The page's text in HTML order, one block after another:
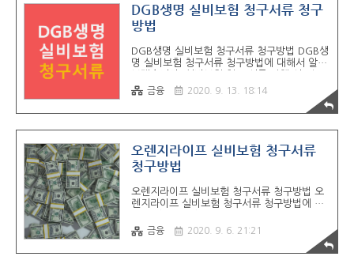
이트 통해서 출력 가능) 6. 개인신용정보처리
동의서 (교보라이프플래닛 생명 사이트 통해서
출력 가능) 사고보험금 청구서 & 개인신용정보
ㄴ 교보라이프플래닛 사이트 -> 고객센터 ->
보험금 신청안내 -> 진단/입원/수술/골절/치
인신용정보처리동의서 다운로드 진행 교보라
DGB생명 실비보험 청구서류 청구
방법
DGB생명 실비보험 청구서류 청구방법 DGB생
명 실비보험 청구서류 청구방법에 대해서 알아
한 서류들이 정말 많습니다. 최대한 쉽게 필요
한 서류와 청구방법에 대해서 정리를 했으니
도움이 되실 듯 합니다. DGB생명 실비보험 청
단서 - 보험금청구서 & 개인 (신용) 정보처리
동의서 (DGB생명 사이트 통해서 출력 가능)
2. 통원 시 필요한 서류 ​- 통원확인서 (진단명,
전 - 진료차트 - 진료확인서 - 보험금청구서 &
개인 (신용) 정보처리동의서 (DGB생명 사이트
..
금융 2020. 9. 13. 18:14
오렌지라이프 실비보험 청구서류
청구방법
오렌지라이프 실비보험 청구서류 청구방법 오
렌지라이프 실비보험 청구서류 청구방법에 대
진행 시 헷갈리는 경우가 많습니다. 대상이 맞
는지? 해당 서류가 이게 맞는지? 방법은 어떤
게 있는지? 모두 헷갈리지 않을까 생각이 듭니
금융 2020. 9. 6. 21:21